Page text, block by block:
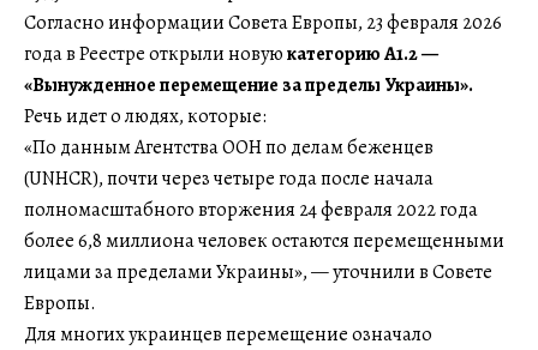
Согласно информации Совета Европы, 23 февраля 2026
года в Реестре открыли новуюкатегорию A1.2 —
«Вынужденное перемещение за пределы Украины».
Речь идет о людях, которые:
«По данным Агентства ООН по делам беженцев
(UNHCR), почти через четыре года после начала
полномасштабного вторжения 24 февраля 2022 года
более 6,8 миллиона человек остаются перемещенными
лицами за пределами Украины», — уточнили в Совете
Европы.
Для многих украинцев перемещение означало